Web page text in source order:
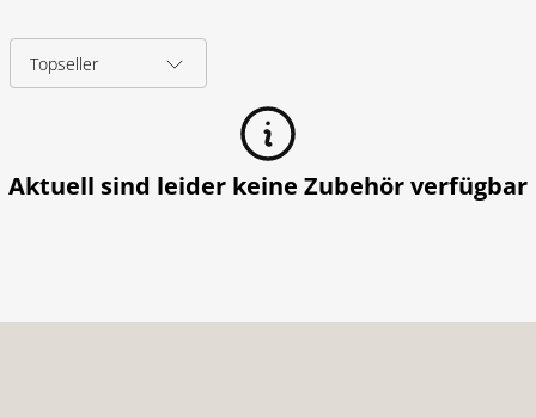
Aktuell sind leider keine Zubehörverfügbar